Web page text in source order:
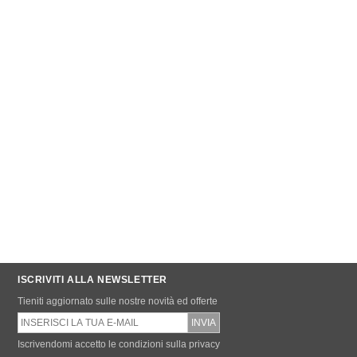
ISCRIVITI ALLA NEWSLETTER
Tieniti aggiornato sulle nostre novità ed offerte
Iscrivendomi accetto le condizioni sulla privacy